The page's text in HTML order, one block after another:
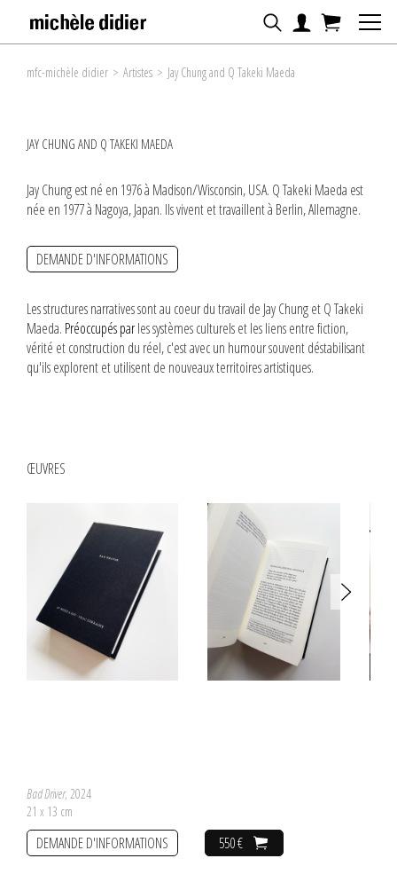
mfc-michèle didier > Artistes > Jay Chung and Q Takeki Maeda
JAY CHUNG AND Q TAKEKI MAEDA
Jay Chung est né en 1976 à Madison/Wisconsin, USA. Q Takeki Maeda est
née en 1977 à Nagoya, Japan. Ils vivent et travaillent à Berlin, Allemagne.
DEMANDE D'INFORMATIONS
Les structures narratives sont au coeur du travail de Jay Chung et Q Takeki
Maeda. Préoccupés parles systèmes culturels et les liens entre fiction,
vérité et construction du réel, c'est avec un humour souvent déstabilisant
qu'ils explorent et utilisent de nouveaux territoires artistiques.
ŒUVRES
Bad Driver, 2024
21 x 13 cm
550 €
DEMANDE D'INFORMATIONS